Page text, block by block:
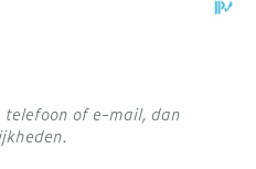
telefoon of e-mail, dan